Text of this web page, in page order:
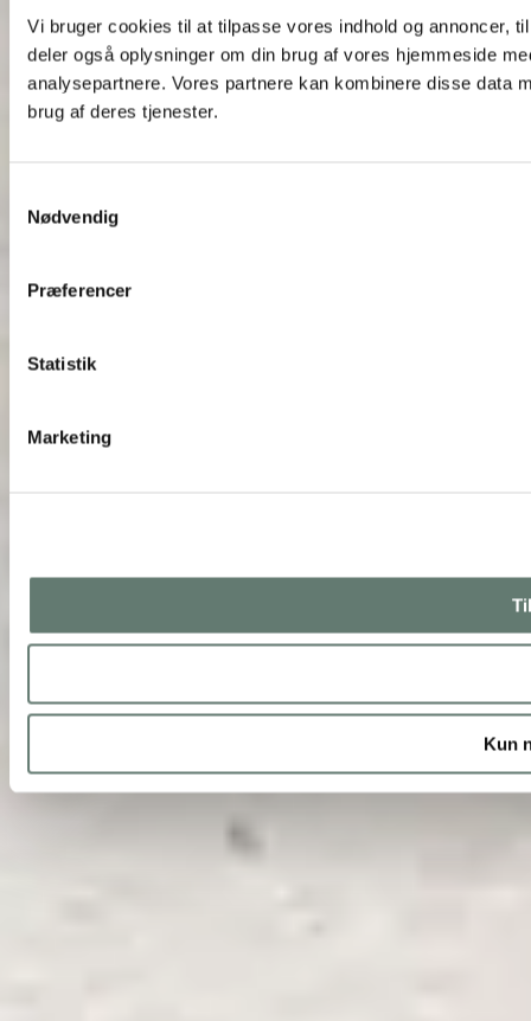
Vi bruger cookies til at tilpasse vores indhold og annoncer,
deler også oplysninger om din brug af vores hjemmeside
analysepartnere. Vores partnere kan kombinere disse data
brug af deres tjenester.
Nødvendig
Præferencer
Statistik
Marketing
Kun